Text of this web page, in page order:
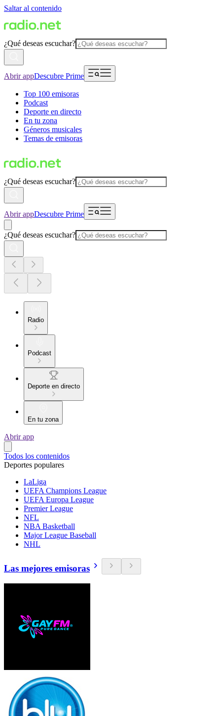
Saltar al contenido
¿Qué deseas escuchar?
Abrir appDescubre Prime
Top 100 emisoras
Podcast
Deporte en directo
En tu zona
Géneros musicales
Temas de emisoras
¿Qué deseas escuchar?
Abrir appDescubre Prime
¿Qué deseas escuchar?
Radio
Podcast
Deporte en directo
En tu zona
Abrir app
Todos los contenidos
Deportes populares
LaLiga
UEFA Champions League
UEFA Europa League
Premier League
NFL
NBA Basketball
Major League Baseball
NHL
Las mejores emisoras